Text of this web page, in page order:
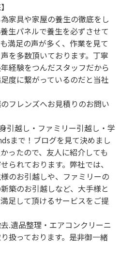
家具や家屋の養生の徹底をし
生パネルで養生を必ずさせて
満足の声が多く、作業を見て
を多数頂いております。丁寧
経験をつんだスタッフだから
度に繋がっているのだと当社
フレンズへお見積りのお問い
引越し・ファミリー引越し・学
まで！ブログを見て決めまし
ったので、友人に紹介しても
られております。弊社では、
のお引越しや、ファミリーの
築のお引越しなど、大手様と
足して頂けるサービスをご提
.遺品整理・エアコンクリーニ
扱っております。是非御一緒